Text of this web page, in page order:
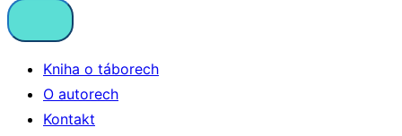
Kniha o táborech
O autorech
Kontakt